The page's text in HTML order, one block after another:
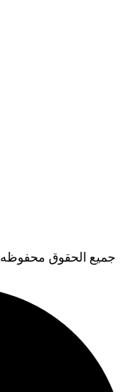
جميع الحقوق محفوظه